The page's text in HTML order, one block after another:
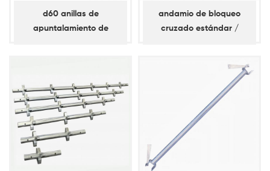
d60 anillas de
apuntalamiento de
andamio de bloqueo
cruzado estándar /